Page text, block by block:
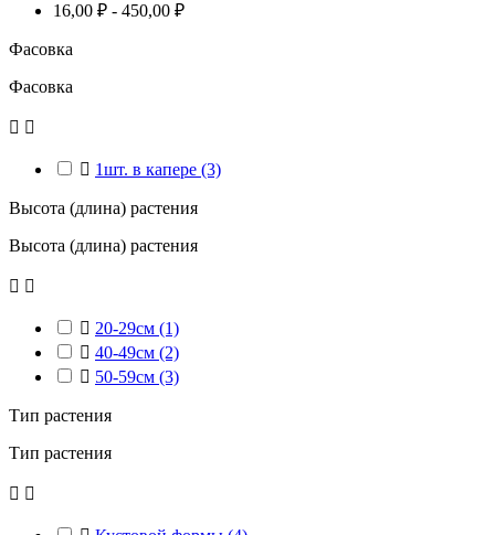
16,00 ₽ - 450,00 ₽
Фасовка
Фасовка
 
 1шт. в капере (3)
Высота (длина) растения
Высота (длина) растения
 
 20-29см (1)
 40-49см (2)
 50-59см (3)
Тип растения
Тип растения
 